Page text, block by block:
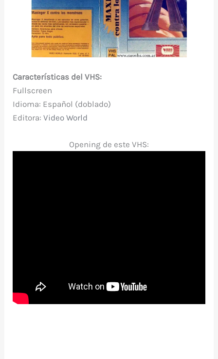
Características del VHS:
Fullscreen
Idioma: Español (doblado)
Editora:Video World
Opening de este VHS: